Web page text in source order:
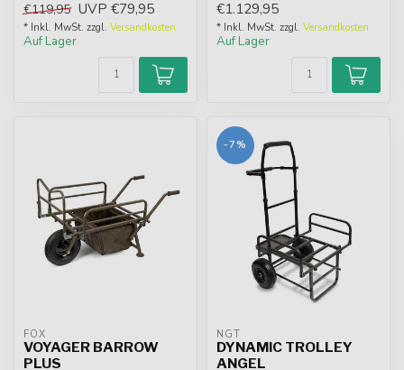
€119,95 UVP €79,95
* Inkl. MwSt. zzgl. Versandkosten
Auf Lager
au...
€1.129,95
* Inkl. MwSt. zzgl. Versandkosten
Auf Lager
FOX
VOYAGER BARROW
PLUS
-7%
NGT
DYNAMIC TROLLEY
ANGEL